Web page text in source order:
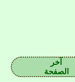
آخر
الصفحة